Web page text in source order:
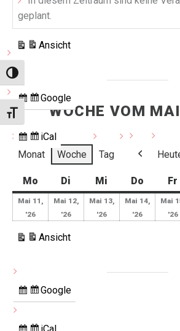
Umschalten auf hohe Kontraste
Schrift vergrößern
geplant.
Eintragen
Google
Abonnieren
in
iCal
Ansicht
ausdrucken
WOCHE VOM
Monat Woche Tag
Zurück
Mo Montag
Di Dienstag
Mi Mittwoch
Do Fr
Mai 11,
'26
2026
Mai 12,
'26
Mai 13,
'26
Mai 14,
'26
Mai
'26
Eintragen
Google
iCal
Ansicht
ausdrucken